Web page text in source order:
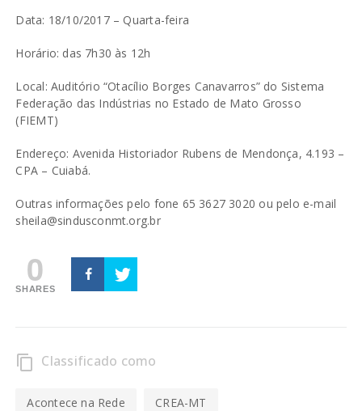
Data: 18/10/2017 – Quarta-feira
Horário: das 7h30 às 12h
Local: Auditório “Otacílio Borges Canavarros” do Sistema
Federação das Indústrias no Estado de Mato Grosso
(FIEMT)
Endereço: Avenida Historiador Rubens de Mendonça, 4.193 –
CPA – Cuiabá.
Outras informações pelo fone 65 3627 3020 ou pelo e-mail
sheila@sindusconmt.org.br
0
SHARES
content_copy Classificado como
Acontece na Rede CREA-MT